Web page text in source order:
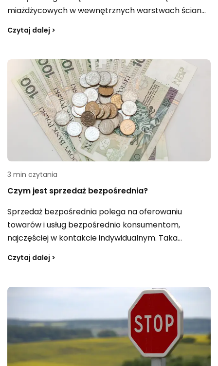
miażdżycowych w wewnętrznych warstwach ścian
przepływ krwi, co może prowadzić do groźnych
przepływu w danym naczyniu. Jakie są objawy
miażdżycy i jak powinna wyglądać profilaktyka, by
ograniczać ryzyko jej rozwoju?
Czytaj dalej >
3 min czytania
Czym jest sprzedaż bezpośrednia?
Sprzedaż bezpośrednia polega na oferowaniu
towarów i usług bezpośrednio konsumentom,
najczęściej w kontakcie indywidualnym. Taka
miejscu pracy lub w innych lokalizacjach, które nie są
realizowana poza klasyczną siecią sklepową.
Czytaj dalej >